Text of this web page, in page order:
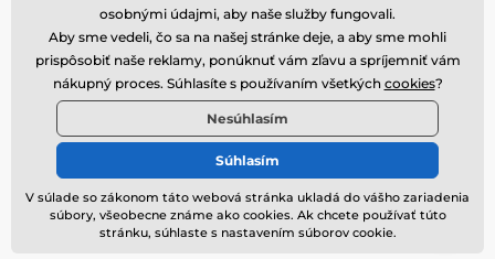
© 2026 www.homedesignshop.sk ⦁ E-shop vytvorilaSIMPLIA.cz
osobnými údajmi, aby naše služby fungovali.
Aby sme vedeli, čo sa na našej stránke deje, a aby sme mohli
prispôsobiť naše reklamy, ponúknuť vám zľavu a spríjemniť vám
nákupný proces. Súhlasíte s používaním všetkých cookies?
Nesúhlasím
Súhlasím
V súlade so zákonom táto webová stránka ukladá do vášho zariadenia
súbory, všeobecne známe ako cookies. Ak chcete používať túto
stránku, súhlaste s nastavením súborov cookie.